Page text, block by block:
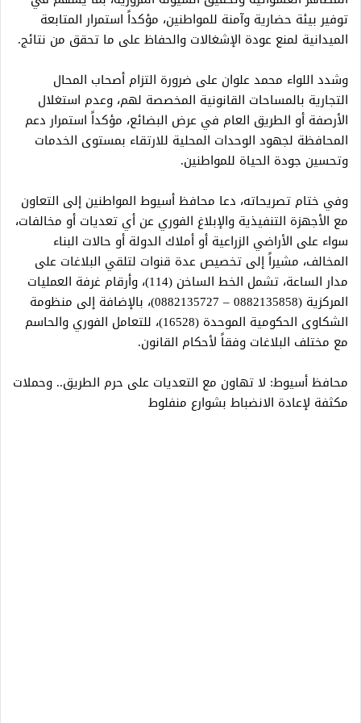
توفير بيئة حضارية وآمنة للمواطنين، مؤكداً استمرار المتابعة
الميدانية لمنع عودة الإشغالات والحفاظ على ما تحقق من نتائج.
وشدد اللواء محمد علوان على ضرورة التزام أصحاب المحال
التجارية بالمساحات القانونية المخصصة لهم، وعدم استغلال
الأرصفة أو الطريق العام في عرض البضائع، مؤكداً استمرار دعم
المحافظة لجهود الوحدات المحلية للارتقاء بمستوى الخدمات
وتحسين جودة الحياة للمواطنين.
وفي ختام تصريحاته، دعا محافظ أسيوط المواطنين إلى التعاون
مع الأجهزة التنفيذية والإبلاغ الفوري عن أي تعديات أو مخالفات،
سواء على الأراضي الزراعية أو أملاك الدولة أو حالات البناء
المخالف، مشيراً إلى تخصيص عدة قنوات لتلقي البلاغات على
مدار الساعة، تشمل الخط الساخن (114)، وأرقام غرفة العمليات
المركزية (0882135858 – 0882135727)، بالإضافة إلى منظومة
الشكاوى الحكومية الموحدة (16528)، للتعامل الفوري والحاسم
مع مختلف البلاغات وفقاً لأحكام القانون.
محافظ أسيوط: لا تهاون مع التعديات على حرم الطريق.. وحملات
مكثفة لإعادة الانضباط بشوارع منفلوط